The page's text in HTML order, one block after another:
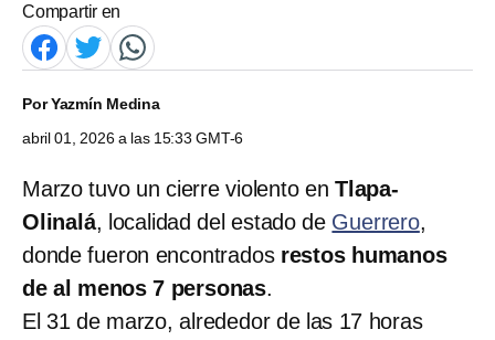
Compartir en
PorYazmín Medina
abril 01, 2026 a las 15:33 GMT-6
Marzo tuvo un cierre violento en Tlapa-
Olinalá, localidad del estado de Guerrero,
donde fueron encontrados restos humanos
de al menos 7 personas.
El 31 de marzo, alrededor de las 17 horas